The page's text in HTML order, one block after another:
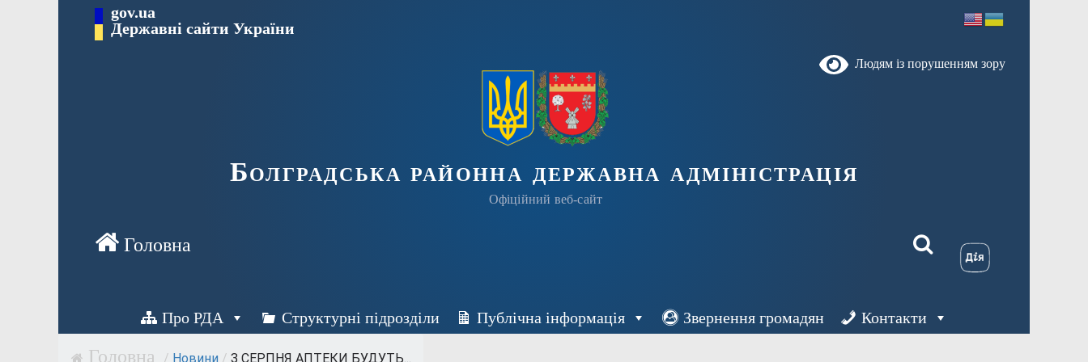
Перейти gov.ua
Державні сайти України
Людям із порушенням зору
Болградська районна державна адміністрація
Офіційний веб-сайт
Про РДА Структурні підрозділи Публічна інформація Звернення громадян Контакти
/ Новини / З СЕРПНЯ АПТЕКИ БУДУТЬ...